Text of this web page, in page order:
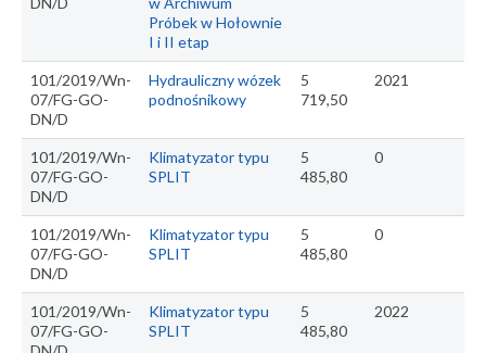
Próbek w Hołownie
I i II etap
101/2019/Wn-
07/FG-GO-
DN/D
Hydrauliczny wózek
podnośnikowy
5
719,50
2021
101/2019/Wn-
07/FG-GO-
DN/D
Klimatyzator typu
SPLIT
5
485,80
0
101/2019/Wn-
07/FG-GO-
DN/D
Klimatyzator typu
SPLIT
5
485,80
0
101/2019/Wn-
07/FG-GO-
Klimatyzator typu
SPLIT
5
485,80
2022